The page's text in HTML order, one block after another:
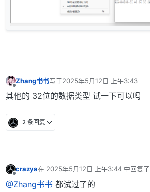
Zhang书书写于2025年5月12日 上午3:43
最后由 编辑
其他的 32位的数据类型 试一下可以吗
2 条回复
crazya在 2025年5月12日 上午3:44 中回复了
最后由 编辑
@Zhang书书 都试过了的